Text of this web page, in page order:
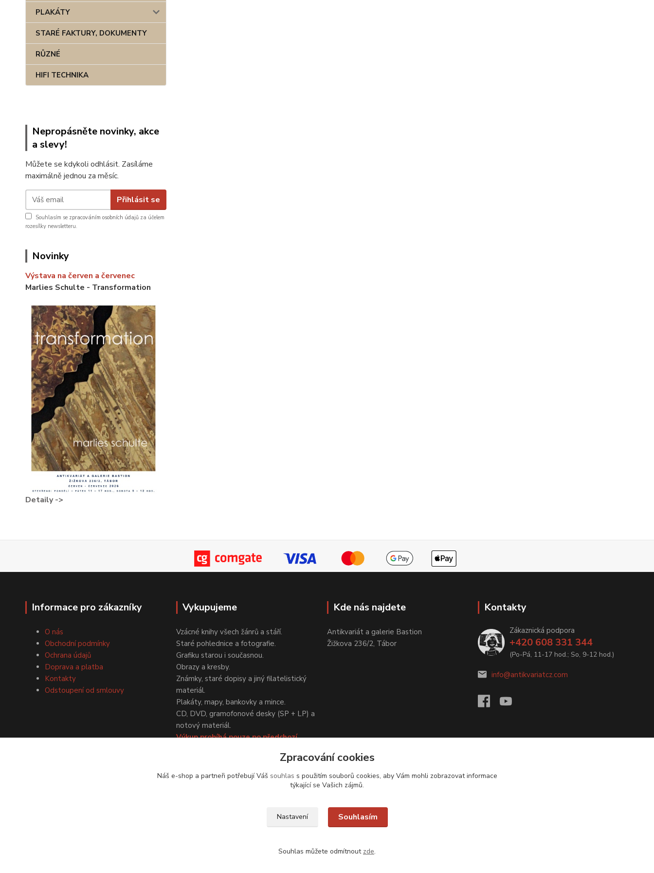
PLAKÁTY
STARÉ FAKTURY, DOKUMENTY
RŮZNÉ
HIFI TECHNIKA
Nepropásněte novinky, akce
a slevy!
Můžete se kdykoli odhlásit. Zasíláme
maximálně jednou za měsíc.
Přihlásit se
Souhlasím se zpracováním osobních údajů za účelem
rozesílky newsletteru.
Novinky
Výstava na červen a červenec
Marlies Schulte - Transformation
Detaily ->
Informace pro zákazníky
O nás
Obchodní podmínky
Ochrana údajů
Doprava a platba
Kontakty
Odstoupení od smlouvy
Vykupujeme
Vzácné knihy všech žánrů a stáří.
Staré pohlednice a fotografie.
Grafiku starou i současnou.
Obrazy a kresby.
Známky, staré dopisy a jiný filatelistický
materiál.
Plakáty, mapy, bankovky a mince.
CD, DVD, gramofonové desky (SP + LP) a
notový materiál.
Výkup probíhá pouze po předchozí
Kde nás najdete
Antikvariát a galerie Bastion
Žižkova 236/2, Tábor
Kontakty
Zákaznická podpora
+420 608 331 344
(Po-Pá, 11-17 hod.; So, 9-12 hod.)
info@antikvariatcz.com
Upravit sběr cookies.
Zpracování cookies
Náš e-shop a partneři potřebují Váš souhlas s použitím souborů cookies, aby Vám mohli zobrazovat informace
týkající se Vašich zájmů.
Nastavení Souhlasím
Souhlas můžete odmítnout zde.